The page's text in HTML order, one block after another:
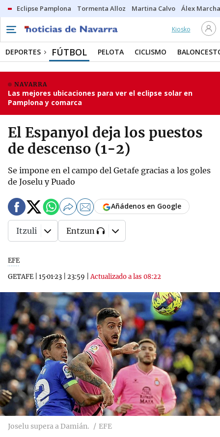
Eclipse Pamplona Tormenta Alloz Martina Calvo Álex
Kiosko
DEPORTES FÚTBOL PELOTA CICLISMO
NAVARRA
Las mejores ubicaciones para ver el eclipse solar en
Pamplona y comarca
El Espanyol deja los puestos
de descenso (1-2)
Se impone en el campo del Getafe gracias a los goles
de Joselu y Puado
EFE
GETAFE
15·01·23 23:59 |Actualizado a las 08:22
Añádenos en Google
Itzuli Entzun
Joselu supera a Damián. EFE